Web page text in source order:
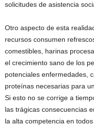
solicitudes de asistencia
Otro aspecto de esta
recursos consumen
comestibles, harinas
el crecimiento sano de los
potenciales enfermedades,
proteínas necesarias para
Si esto no se corrige a
las trágicas consecuencias
la alta competencia en